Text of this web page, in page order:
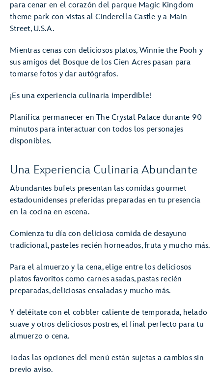
para cenar en el corazón del parque Magic Kingdom
theme park con vistas al Cinderella Castle y a Main
Street, U.S.A.
Mientras cenas con deliciosos platos, Winnie the Pooh y
sus amigos del Bosque de los Cien Acres pasan para
tomarse fotos y dar autógrafos.
¡Es una experiencia culinaria imperdible!
Planifica permanecer en The Crystal Palace durante 90
minutos para interactuar con todos los personajes
disponibles.
Una Experiencia Culinaria Abundante
Abundantes bufets presentan las comidas gourmet
estadounidenses preferidas preparadas en tu presencia
en la cocina en escena.
Comienza tu día con deliciosa comida de desayuno
tradicional, pasteles recién horneados, fruta y mucho más.
Para el almuerzo y la cena, elige entre los deliciosos
platos favoritos como carnes asadas, pastas recién
preparadas, deliciosas ensaladas y mucho más.
Y deléitate con el cobbler caliente de temporada, helado
suave y otros deliciosos postres, el final perfecto para tu
almuerzo o cena.
Todas las opciones del menú están sujetas a cambios sin
previo aviso.